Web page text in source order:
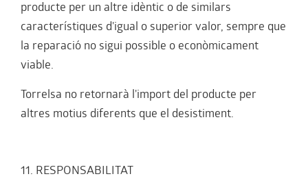
producte per un altre idèntic o de similars
característiques d'igual o superior valor, sempre que
la reparació no sigui possible o econòmicament
viable.
Torrelsa no retornarà l'import del producte per
altres motius diferents que el desistiment.
11. RESPONSABILITAT